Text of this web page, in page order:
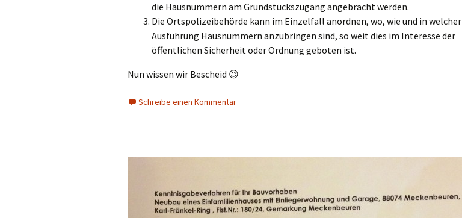
die Hausnummern am Grundstückszugang angebracht werden.
Die Ortspolizeibehörde kann im Einzelfall anordnen, wo, wie und in welcher
Ausführung Hausnummern anzubringen sind, so weit dies im Interesse der
öffentlichen Sicherheit oder Ordnung geboten ist.
Nun wissen wir Bescheid 😉
Schreibe einen Kommentar